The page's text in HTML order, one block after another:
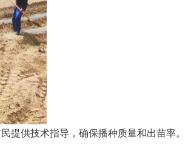
提供技术指导，确保播种质量和出苗率。